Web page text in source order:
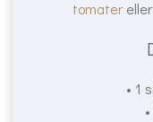
tomatereller
1